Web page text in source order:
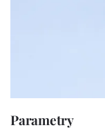
Parametry